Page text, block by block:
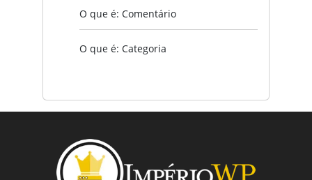
O que é: Comentário
O que é: Categoria